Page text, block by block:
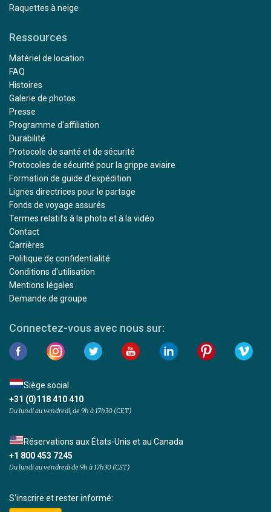
Raquettes à neige
Ressources
Matériel de location
FAQ
Histoires
Galerie de photos
Presse
Programme d'affiliation
Durabilité
Protocole de santé et de sécurité
Protocoles de sécurité pour la grippe aviaire
Formation de guide d'expédition
Lignes directrices pour le partage
Fonds de voyage assurés
Termes relatifs à la photo et à la vidéo
Contact
Carrières
Politique de confidentialité
Conditions d'utilisation
Mentions légales
Demande de groupe
Connectez-vous avec nous sur:
Siège social
+31 (0)118 410 410
Du lundi au vendredi, de 9h à 17h30 (CET)
Réservations aux États-Unis et au Canada
+1 800 453 7245
Du lundi au vendredi de 9h à 17h30 (CST)
S'inscrire et rester informé: